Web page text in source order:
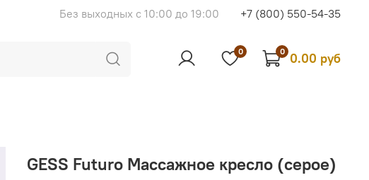
Без выходных с 10:00 до 19:00 +7 (800) 550-54-35
0 0 0.00 руб
GESS Futuro Массажное кресло (серое)